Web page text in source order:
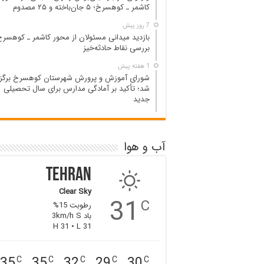
کاشمر ـ کوهسرخ؛ ۵ جان‌باخته و ۲۵ مصدوم
7 روز پیش
بازدید میدانی مسئولان از محور کاشمر ـ
بررسی نقاط حادثه‌خیز
1 هفته پیش
شورای آموزش و پرورش شهرستان کوهسرخ
شد؛ تأکید بر آمادگی مدارس برای سال تحصیلی
جدید
آب و هوا
31 C
Tehran
Clear Sky
رطوبت 15%
باد 3km/h S
H 31 • L 31
C
C
C
C
C